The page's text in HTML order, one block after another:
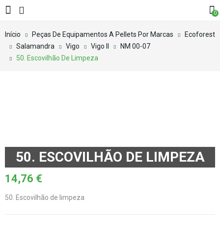
0
Início Peças De Equipamentos A Pellets Por Marcas
Ecoforest
Salamandra
Vigo Vigo II
NM 00-07
50. Escovilhão De Limpeza
50. ESCOVILHÃO DE LIMPEZA
14,76 €
50. Escovilhão de limpeza